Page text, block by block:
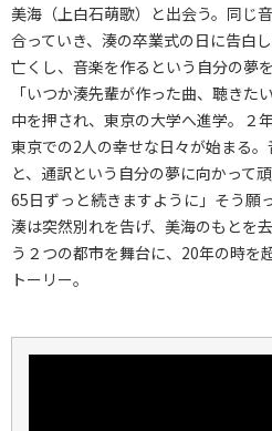
美海（上白石萌歌）と出会う。同じ
合っていき、湊の卒業式の日に告白
亡くし、音楽を作るという自分の夢
「いつか湊先輩が作った曲、聴きた
中を押され、東京の大学へ進学。２
東京での2人の幸せな日々が始まる
と、通訳という自分の夢に向かって
65日ずっと続きますように」そう願
湊は突然別れを告げ、美海のもとを去
う２つの都市を舞台に、20年の時を
トーリー。